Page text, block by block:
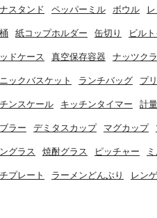
スタンド ペッパーミル ボウル
紙コップホルダー 缶切り ビル
ドケース 真空保存容器 ナッツク
ックバスケット ランチバッグ プ
ンスケール キッチンタイマー 計
ラー デミタスカップ マグカップ
グラス 焼酎グラス ピッチャー
プレート ラーメンどんぶり レンゲ